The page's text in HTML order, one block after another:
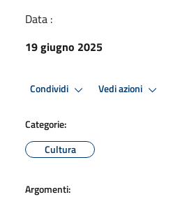
Data :
19 giugno 2025
Condividi Vedi azioni
Categorie:
Cultura
Argomenti: